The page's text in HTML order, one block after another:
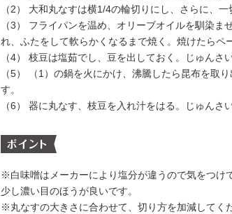
（2） 大和丸なすは横1/4の輪切りにし、さらに、
（3） フライパンを温め、オリーブオイルを馴染
れ、ふたをして軟らかくなるまで焼く。焼けたらペ
（4） 枝豆は塩茹でし、豆を出しておく。じゅんさ
（5） （1）の鍋を火にかけ、沸騰したら昆布を取
す。
（6） 器に丸なす、枝豆を入れ汁をはる。じゅんさ
※白味噌はメーカーにより塩分が違うので気をつけ
少し濃い目のほうが良いです。
※丸なすの大きさに合わせて、切り方を加減してく